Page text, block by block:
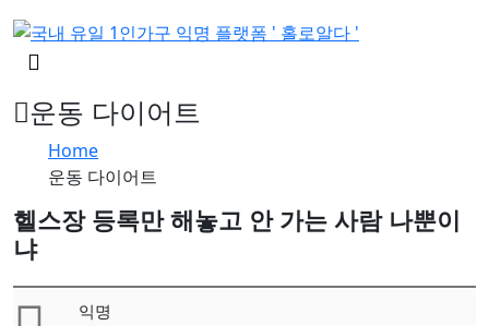
검
버
튼
운동 다이어트
Home
운동 다이어트
헬스장 등록만 해놓고 안 가는 사람 나뿐이
냐
익명